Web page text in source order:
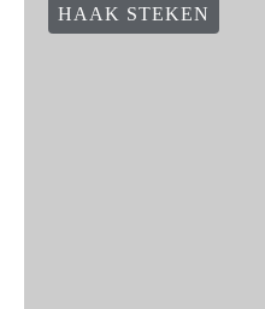
HAAK STEKEN